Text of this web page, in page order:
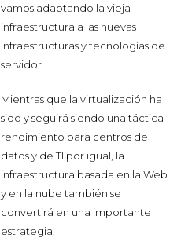
vamos adaptando la vieja
infraestructura a las nuevas
infraestructuras y tecnologías de
servidor.
Mientras que la virtualización ha
sido y seguirá siendo una táctica
rendimiento para centros de
datos y de TI por igual, la
infraestructura basada en la Web
y en la nube también se
convertirá en una importante
estrategia.